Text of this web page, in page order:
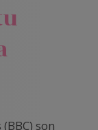
son